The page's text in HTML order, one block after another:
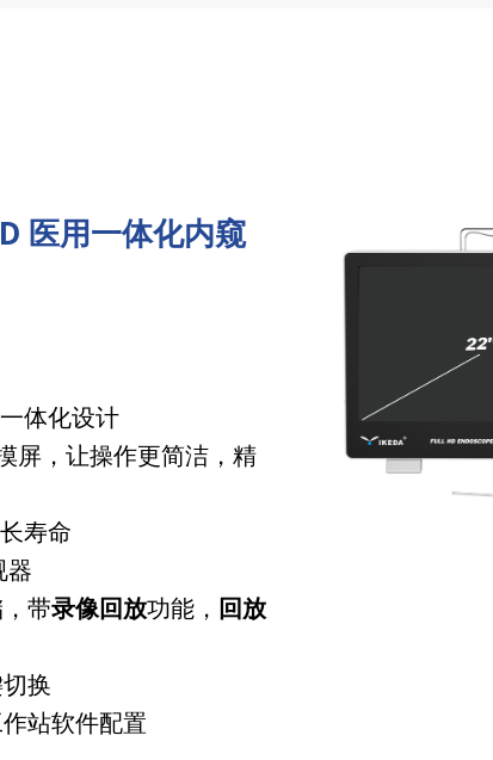
医用一体化内窥
体化设计
屏，让操作更简洁，精
寿命
器
带录像回放功能， 回放
换
站软件配置